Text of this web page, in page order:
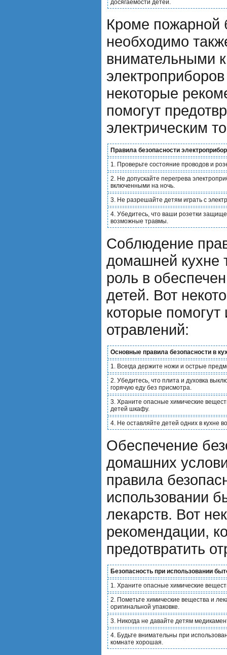
досягаемости детей.
Кроме пожарной
необходимо
внимательными
некоторые
помогут
электрическим
Правила безопасности
1. Проверьте состояние проводов и
2. Не допускайте перегрева
включенными на ночь.
3. Не разрешайте детям играть с
4. Убедитесь, что ваши розетки
возможные травмы.
Соблюдение
домашней кухне
роль в
детей. Вот
которые
отравлений:
Основные правила безопасности в
1. Всегда держите ножи и острые
2. Убедитесь, что плита и духовка
горячую еду без присмотра.
3. Храните опасные химические
детей шкафу.
4. Не оставляйте детей одних в кухне
Обеспечение
домашних
правила
использовании
лекарств. Вот
рекомендации,
предотвратить
Безопасность при использовании
1. Храните опасные химические
2. Пометьте химические вещества и
оригинальной упаковке.
3. Никогда не давайте детям
4. Будьте внимательны при
комнате хорошая.